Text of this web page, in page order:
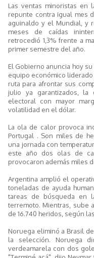
Las ventas minoristas en
repunte contra igual mes
aguinaldo y el Mundial, y
meses de caídas
retrocedió 1,3% frente a
primer semestre del año.
El Gobierno anuncia hoy
equipo económico liderado
ruta para afrontar sus
julio ya garantizados, la
electoral con mayor
volatilidad en el dólar.
La ola de calor provoca
Portugal . Son miles de
una jornada con
este año dos olas de
provocaron además miles
Argentina amplió el
toneladas de ayuda
tareas de búsqueda en
terremoto. Mientras, sube
de 16.740 heridos, según
Noruega eliminó a Brasil
la selección. Noruega
verdeamarela con dos